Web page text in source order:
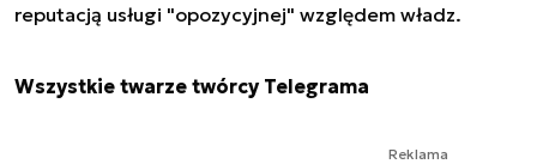
reputacją usługi "opozycyjnej" względem władz.
Wszystkie twarze twórcy Telegrama
Reklama